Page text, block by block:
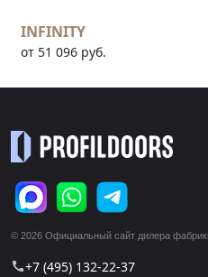
INFINITY
от 51 096 руб.
© 2026 Официальный сайт дилера
call+7 (495) 132-22-37